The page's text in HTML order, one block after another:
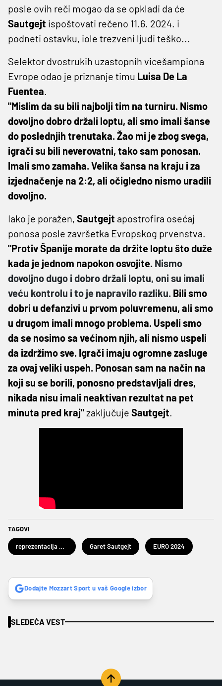
posle ovih reči mogao da se opkladi da će
Sautgejt ispoštovati rečeno 11.6. 2024. i
podneti ostavku, iole trezveni ljudi teško...
Selektor dvostrukih uzastopnih vicešampiona
Evrope odao je priznanje timu Luisa De La
Fuentea.
"Mislim da su bili najbolji tim na turniru. Nismo
dovoljno dobro držali loptu, ali smo imali šanse
do poslednjih trenutaka. Žao mi je zbog svega,
igrači su bili neverovatni, tako sam ponosan.
Imali smo zamaha. Velika šansa na kraju i za
izjednačenje na 2:2, ali očigledno nismo uradili
dovoljno.
Iako je poražen, Sautgejt apostrofira osećaj
ponosa posle završetka Evropskog prvenstva.
"Protiv Španije morate da držite loptu što duže
kada je jednom napokon osvojite. Nismo
dovoljno dugo i dobro držali loptu, oni su imali
veću kontrolu i to je napravilo razliku. Bili smo
dobri u defanzivi u prvom poluvremenu, ali smo
u drugom imali mnogo problema. Uspeli smo
da se nosimo sa većinom njih, ali nismo uspeli
da izdržimo sve. Igrači imaju ogromne zasluge
za ovaj veliki uspeh. Ponosan sam na način na
koji su se borili, ponosno predstavljali dres,
nikada nisu imali neaktivan rezultat na pet
minuta pred kraj"zaključuje Sautgejt.
TAGOVI
Garet Sautgejt EURO 2024
Dodajte Mozzart Sport u vaš Google izbor
SLEDEĆA VEST